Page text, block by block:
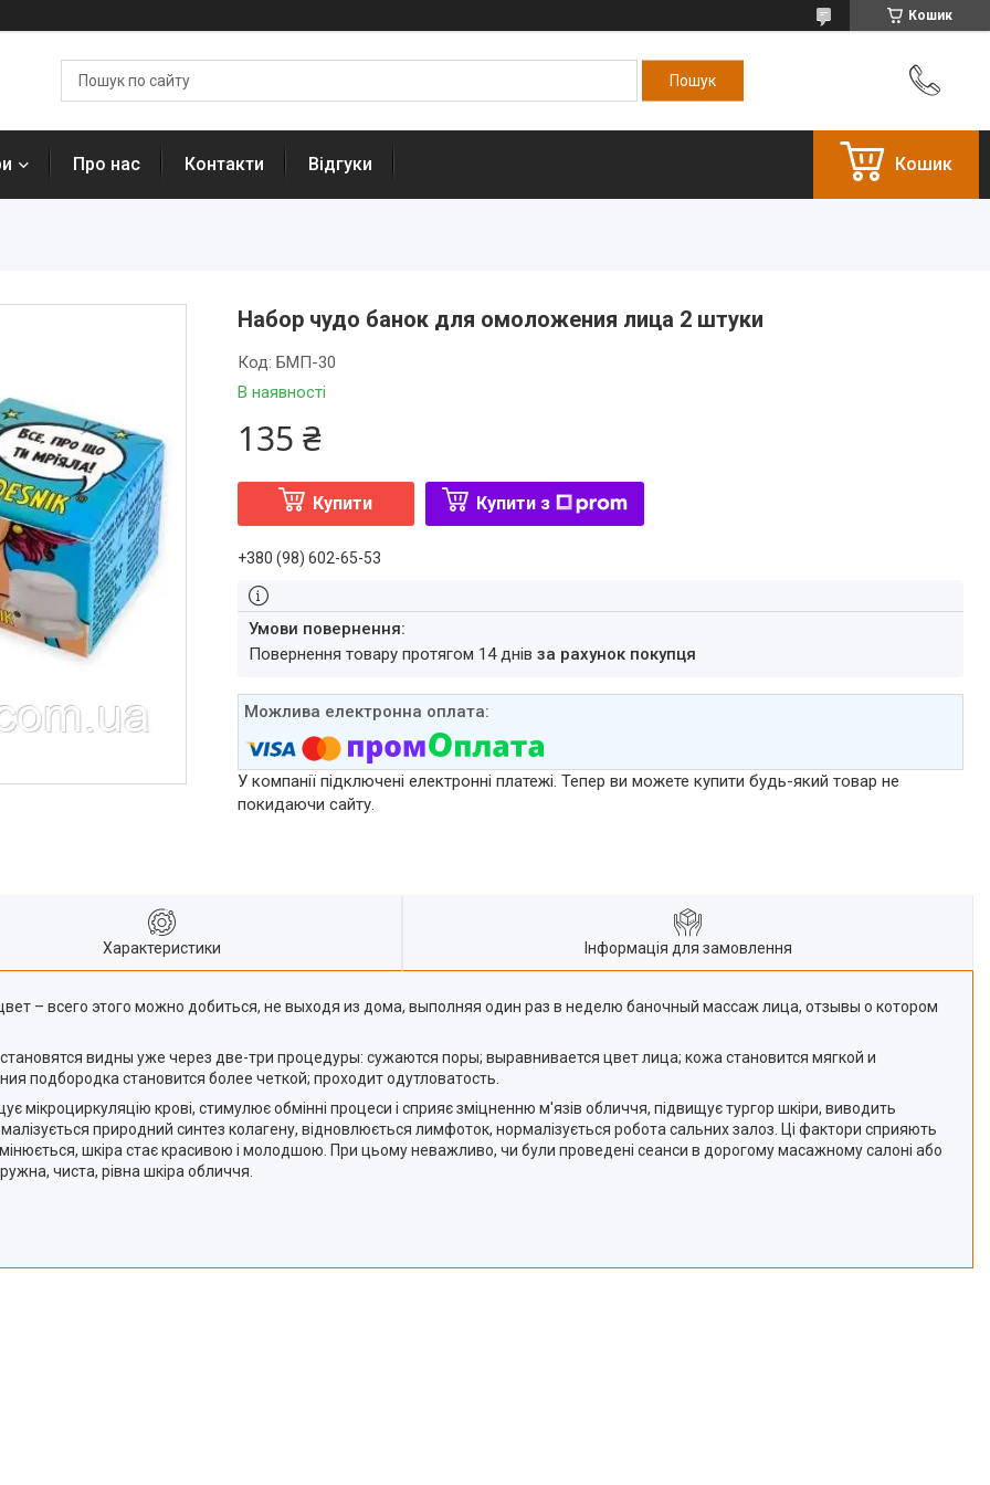
Кошик
Про нас Контакти Відгуки Кошик
Набор чудо банок для омоложения лица 2 штуки
В наявності
Код: БМП-30
135 ₴
Купити Купити з
+380 (98) 602-65-53
повернення товару протягом 14 днів за рахунок покупця
У компанії підключені електронні платежі. Тепер ви можете купити будь-який товар не
покидаючи сайту.
Характеристики Інформація для замовлення
– всего этого можно добиться, не выходя из дома, выполняя один раз в неделю баночный массаж лица, отзывы о котором
видны уже через две-три процедуры: сужаются поры; выравнивается цвет лица; кожа становится мягкой и
подбородка становится более четкой; проходит одутловатость.
крові, стимулює обмінні процеси і сприяє зміцненню м'язів обличчя, підвищує тургор шкіри, виводить
природний синтез колагену, відновлюється лимфоток, нормалізується робота сальних залоз. Ці фактори сприяють
шкіра стає красивою і молодшою. При цьому неважливо, чи були проведені сеанси в дорогому масажному салоні або
чиста, рівна шкіра обличчя.